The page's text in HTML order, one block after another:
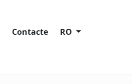
Contacte RO